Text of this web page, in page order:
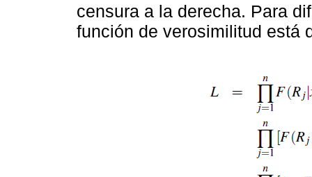
censura a la derecha. Para
función de verosimilitud está